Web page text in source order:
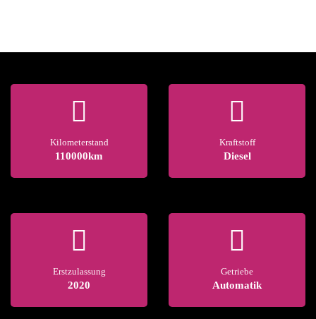
Kilometerstand
110000km
Kraftstoff
Diesel
Erstzulassung
2020
Getriebe
Automatik